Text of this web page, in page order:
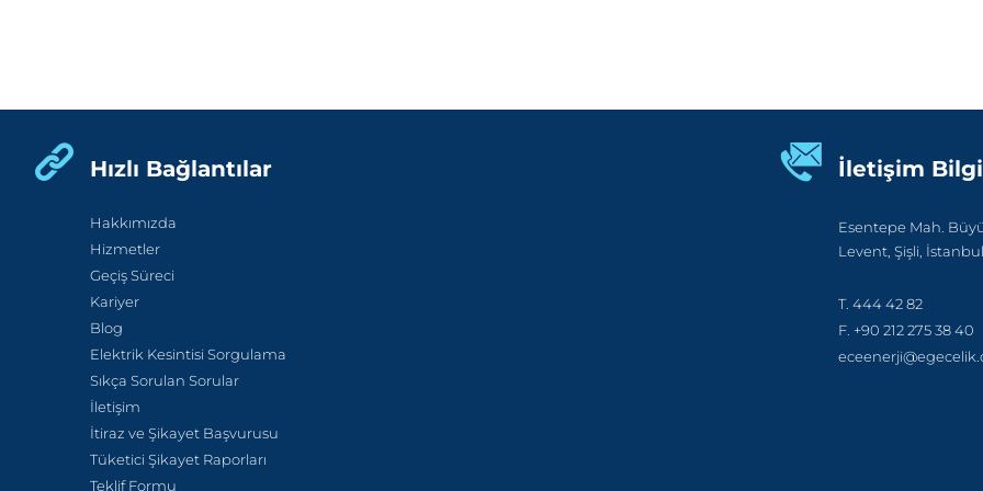
Hızlı Bağlantılar
Hakkımızda
Hizmetler
Geçiş Süreci
Kariyer
Blog
Elektrik Kesintisi Sorgulama
Sıkça Sorulan Sorular
İletişim
İtiraz ve Şikayet Başvurusu
Tüketici Şikayet Raporları
Teklif Formu
İletişim
Esentepe Mah.
Levent, Şişli, İstanbul
T. 444 42 82
F. +90 212 275 38 40